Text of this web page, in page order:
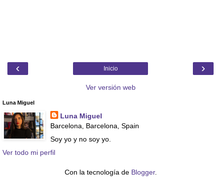
‹ ›
Inicio
Ver versión web
Luna Miguel
Luna Miguel
Barcelona, Barcelona, Spain
Soy yo y no soy yo.
Ver todo mi perfil
Con la tecnología de Blogger.